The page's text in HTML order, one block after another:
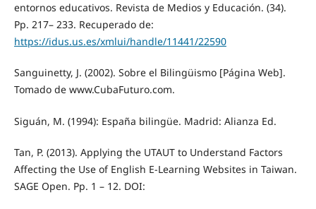
entornos educativos. Revista de Medios y Educación. (34).
Pp. 217– 233. Recuperado de:
https://idus.us.es/xmlui/handle/11441/22590
Sanguinetty, J. (2002). Sobre el Bilingüismo [Página Web].
Tomado de www.CubaFuturo.com.
Siguán, M. (1994): España bilingüe. Madrid: Alianza Ed.
Tan, P. (2013). Applying the UTAUT to Understand Factors
Affecting the Use of English E-Learning Websites in Taiwan.
SAGE Open. Pp. 1 – 12. DOI: